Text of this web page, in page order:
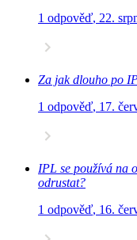
1 odpověď, 22.
Za jak dlouho po
1 odpověď, 17.
IPL se používá na
odrustat?
1 odpověď, 16.